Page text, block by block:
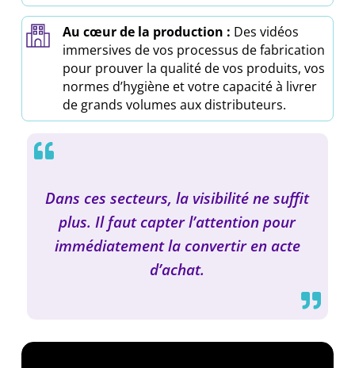
Au cœur de la production : Des vidéos
immersives de vos processus de fabrication
pour prouver la qualité de vos produits, vos
normes d’hygiène et votre capacité à livrer
de grands volumes aux distributeurs.

Dans ces secteurs, la visibilité ne suffit
plus. Il faut capter l’attention pour
immédiatement la convertir en acte
d’achat.
